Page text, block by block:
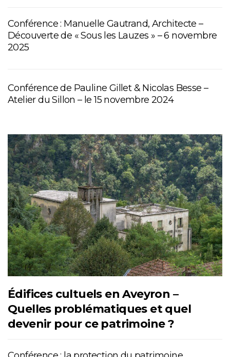
Conférence : Manuelle Gautrand, Architecte –
Découverte de « Sous les Lauzes » – 6 novembre
2025
Conférence de Pauline Gillet & Nicolas Besse –
Atelier du Sillon – le 15 novembre 2024
Édifices cultuels en Aveyron –
Quelles problématiques et quel
devenir pour ce patrimoine ?